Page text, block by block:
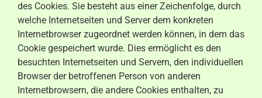
des Cookies. Sie besteht aus einer Zeichenfolge, durch
welche Internetseiten und Server dem konkreten
Internetbrowser zugeordnet werden können, in dem das
Cookie gespeichert wurde. Dies ermöglicht es den
besuchten Internetseiten und Servern, den individuellen
Browser der betroffenen Person von anderen
Internetbrowsern, die andere Cookies enthalten, zu